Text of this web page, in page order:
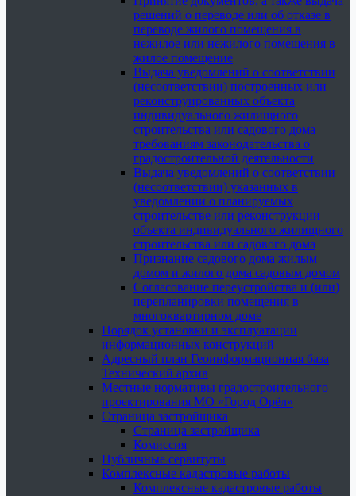
решений о переводе или об отказе в
переводе жилого помещения в
нежилое или нежилого помещения в
жилое помещение
Выдача уведомлений о соответствии
(несоответствии) построенных или
реконструированных объекта
индивидуального жилищного
строительства или садового дома
требованиям законодательства о
градостроительной деятельности
Выдача уведомлений о соответствии
(несоответствии) указанных в
уведомлении о планируемых
строительстве или реконструкции
объекта индивидуального жилищного
строительства или садового дома
Признание садового дома жилым
домом и жилого дома садовым домом
Согласование переустройства и (или)
перепланировки помещения в
многоквартирном доме
Порядок установки и эксплуатации
информационных конструкций
Адресный план Геоинформационная база
Технический архив
Местные нормативы градостроительного
проектирования МО «Город Орёл»
Страница застройщика
Страница застройщика
Комиссия
Публичные сервитуты
Комплексные кадастровые работы
Комплексные кадастровые работы